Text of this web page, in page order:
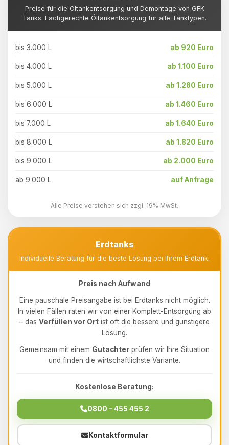
Preise für die Öltankentsorgung und Demontage von GFK
Tanks. Fachgerechte Öltankentsorgung für alle Tanktypen.
bis 3.000 L ab 920 Euro
bis 4.000 L ab 1.100 Euro
bis 5.000 L ab 1.280 Euro
bis 6.000 L ab 1.460 Euro
bis 7.000 L ab 1.640 Euro
bis 8.000 L ab 1.820 Euro
bis 9.000 L ab 2.000 Euro
ab 9.000 L auf Anfrage
Alle Preise verstehen sich zzgl. 19% MwSt.
Erdtanks
Individuelle Beratung für die beste Lösung bei Ihrem Erdtank.
Preis nach Aufwand
Eine pauschale Preisangabe ist bei Erdtanks nicht möglich.
In vielen Fällen raten wir von einer Komplett-Entsorgung ab
– das Verfüllen vor Ort ist oft die bessere und günstigere
Lösung.
Gemeinsam mit einem Gutachter prüfen wir Ihre Situation
und finden die wirtschaftlichste Variante.
Kostenlose Beratung:
0800 - 455 455 2
Kontaktformular